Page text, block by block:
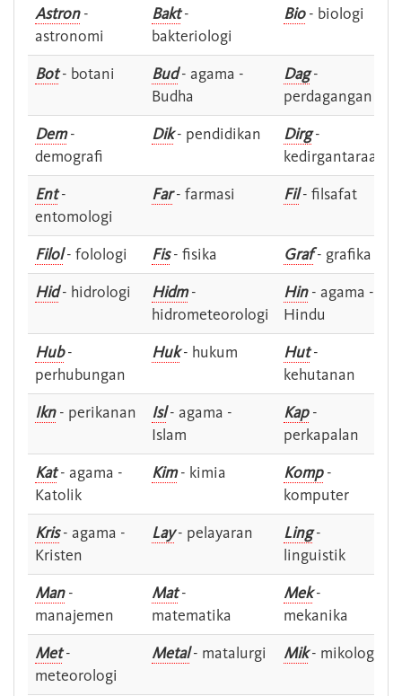
Astron-
astronomi
Bakt-
bakteriologi
Bio- biologi
Bot- botani Bud- agama -
Budha
Dag-
perdagangan
Dem-
demografi
Dik- pendidikan Dirg-
kedirgantaraan
Ent-
entomologi
Far- farmasi Fil- filsafat
Filol- folologi Fis- fisika Graf- grafika
Hid- hidrologi Hidm-
hidrometeorologi
Hin- agama -
Hindu
Hub-
perhubungan
Huk- hukum Hut-
kehutanan
Ikn- perikanan Isl- agama -
Islam
Kap-
perkapalan
Kat- agama -
Katolik
Kim- kimia Komp-
komputer
Kris- agama -
Kristen
Lay- pelayaran Ling-
linguistik
Man-
manajemen
Mat-
matematika
Mek-
mekanika
Met-
meteorologi
Metal- matalurgi Mik- mikologi